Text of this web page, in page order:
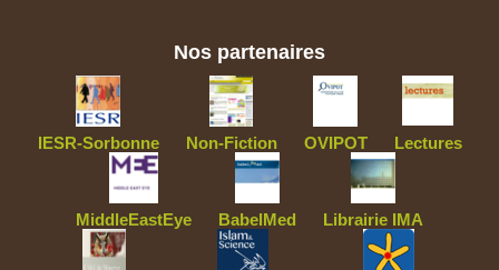
Nos partenaires
IESR-Sorbonne Non-Fiction OVIPOT Lectures
MiddleEastEye BabelMed Librairie IMA